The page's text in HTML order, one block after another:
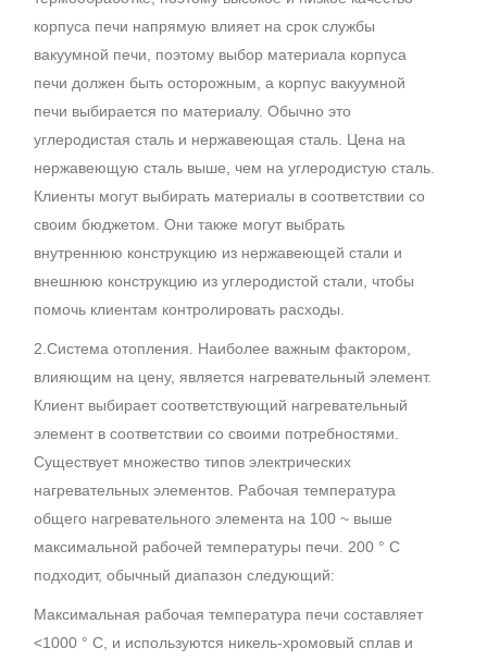
корпуса печи напрямую влияет на срок службы
вакуумной печи, поэтому выбор материала корпуса
печи должен быть осторожным, а корпус вакуумной
печи выбирается по материалу. Обычно это
углеродистая сталь и нержавеющая сталь. Цена на
нержавеющую сталь выше, чем на углеродистую сталь.
Клиенты могут выбирать материалы в соответствии со
своим бюджетом. Они также могут выбрать
внутреннюю конструкцию из нержавеющей стали и
внешнюю конструкцию из углеродистой стали, чтобы
помочь клиентам контролировать расходы.
2.Система отопления. Наиболее важным фактором,
влияющим на цену, является нагревательный элемент.
Клиент выбирает соответствующий нагревательный
элемент в соответствии со своими потребностями.
Существует множество типов электрических
нагревательных элементов. Рабочая температура
общего нагревательного элемента на 100 ~ выше
максимальной рабочей температуры печи. 200 ° C
подходит, обычный диапазон следующий:
Максимальная рабочая температура печи составляет
<1000 ° C, и используются никель-хромовый сплав и